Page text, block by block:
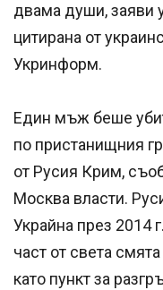
двама души, заяви
цитирана от
Укринформ.
Един мъж беше
по пристанищния
от Русия Крим,
Москва власти.
Украйна през 2014
част от света
като пункт за